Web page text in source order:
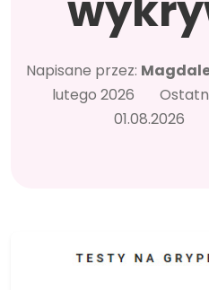
Napisane przez:
lutego 2026
01.08.2026